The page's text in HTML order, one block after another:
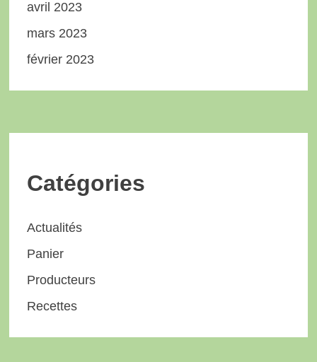
avril 2023
mars 2023
février 2023
Catégories
Actualités
Panier
Producteurs
Recettes